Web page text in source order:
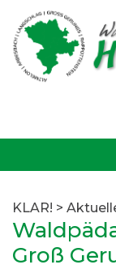
KLAR! >
Groß